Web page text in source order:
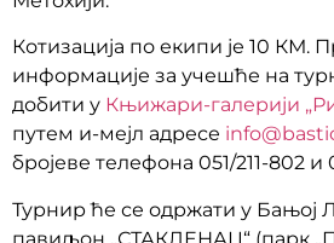
Котизација по екипи је 10 КМ.
информације за учешће на
добити у Књижари-галерији
путем и-мејл адресе
бројеве телефона 051/211-802 и
Турнир ће се одржати у Бањој